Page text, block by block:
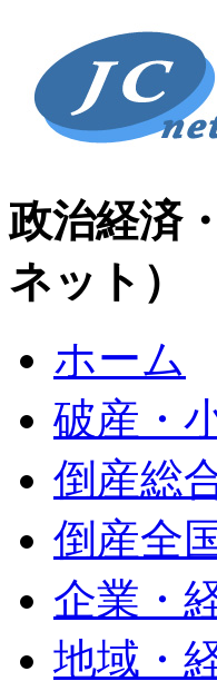
政治経済
ネット）
ホーム
破産・
倒産総
倒産全
企業・
地域・